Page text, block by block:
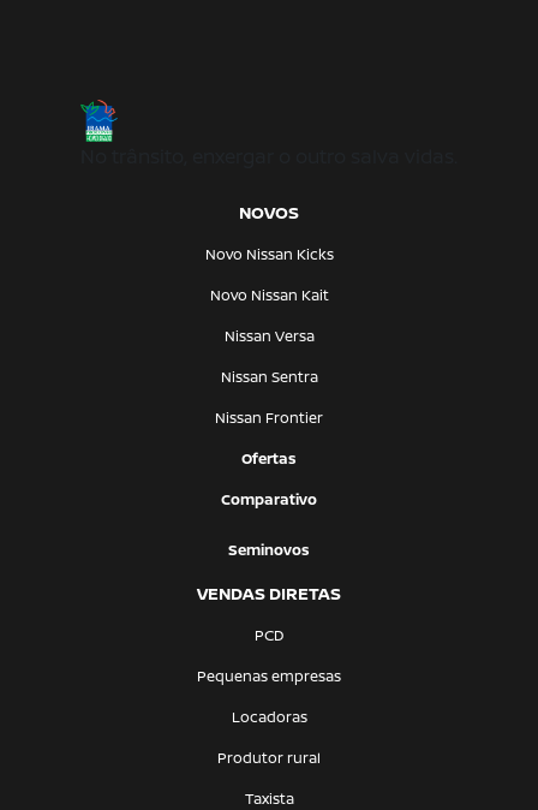
NOVOS
Novo Nissan Kicks
Novo Nissan Kait
Nissan Versa
Nissan Sentra
Nissan Frontier
Ofertas
Comparativo
Seminovos
VENDAS DIRETAS
PCD
Pequenas empresas
Locadoras
Produtor rural
Taxista